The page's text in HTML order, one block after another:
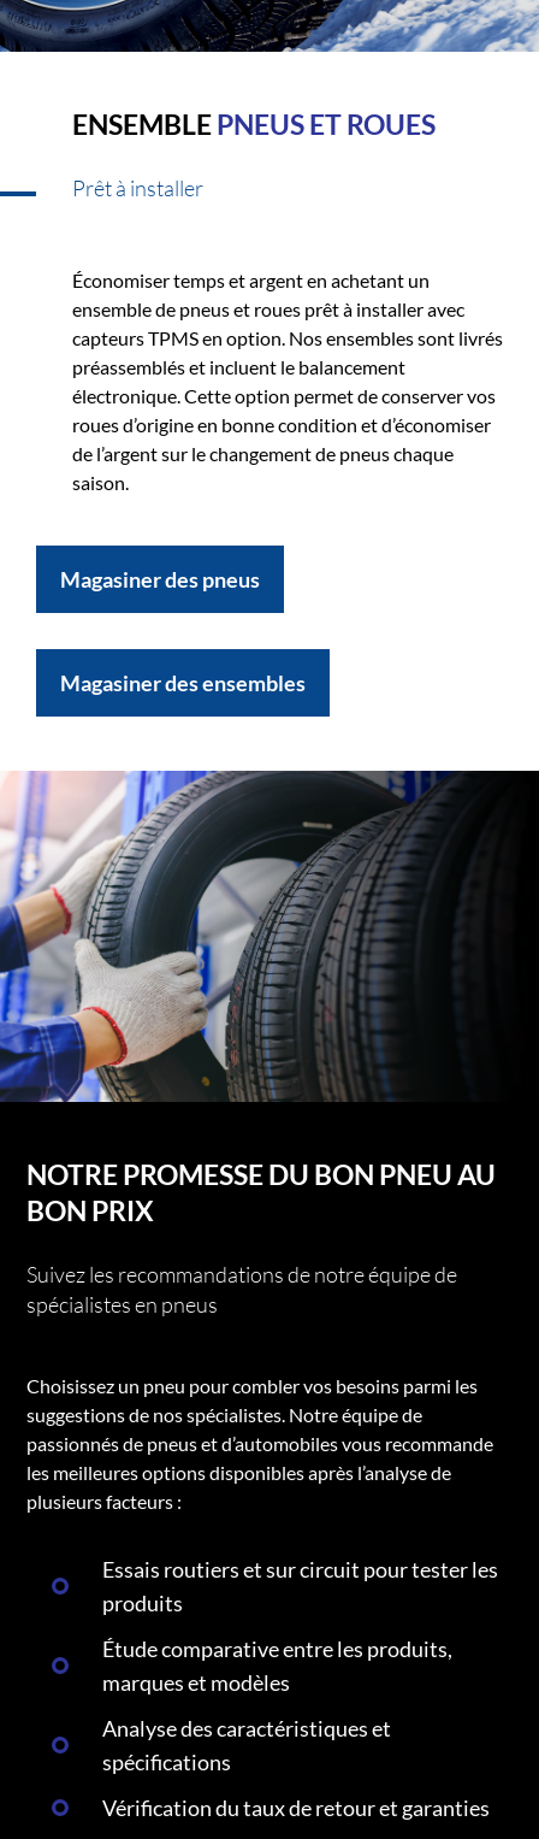
ENSEMBLEPNEUS ET ROUES
Prêt à installer
Économiser temps et argent en achetant un
ensemble de pneus et roues prêt à installer avec
capteurs TPMS en option. Nos ensembles sont livrés
préassemblés et incluent le balancement
électronique. Cette option permet de conserver vos
roues d’origine en bonne condition et d’économiser
de l’argent sur le changement de pneus chaque
saison.
Magasiner des pneus
Magasiner des ensembles
NOTRE PROMESSE DU BON PNEU AU
BON PRIX
Suivez les recommandations de notre équipe de
spécialistes en pneus
Choisissez un pneu pour combler vos besoins parmi les
suggestions de nos spécialistes. Notre équipe de
passionnés de pneus et d’automobiles vous recommande
les meilleures options disponibles après l’analyse de
plusieurs facteurs :
Essais routiers et sur circuit pour tester les
produits
Étude comparative entre les produits,
marques et modèles
Analyse des caractéristiques et
spécifications
Vérification du taux de retour et garanties